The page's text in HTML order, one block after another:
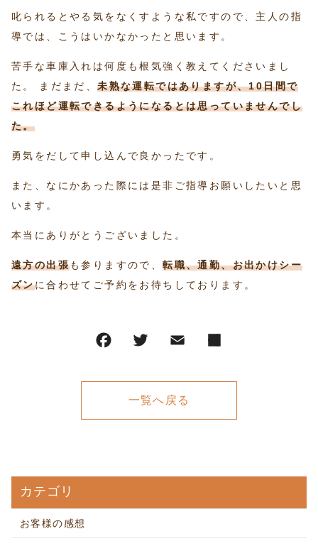
叱られるとやる気をなくすような私ですので、主人の指
導では、こうはいかなかったと思います。
苦手な車庫入れは何度も根気強く教えてくださいまし
た。 まだまだ、未熟な運転ではありますが、10日間で
これほど運転できるようになるとは思っていませんでし
た。
勇気をだして申し込んで良かったです。
また、なにかあった際には是非ご指導お願いしたいと思
います。
本当にありがとうございました。
遠方の出張も参りますので、転職、通勤、お出かけシー
ズンに合わせてご予約をお待ちしております。
一覧へ戻る
カテゴリ
お客様の感想